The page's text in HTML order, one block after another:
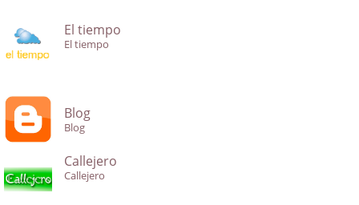
El tiempo
El tiempo
Blog
Blog
Callejero
Callejero